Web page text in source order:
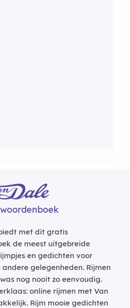
met dit gratis
de meest uitgebreide
en gedichten voor
gelegenheden. Rijmen
nog nooit zo eenvoudig.
online rijmen met Van
Rijm mooie gedichten